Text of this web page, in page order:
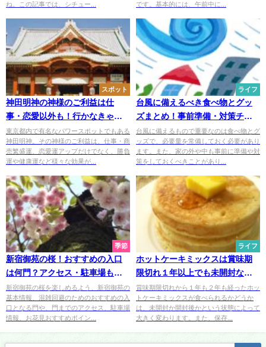
ね。この記事では、シチュー...
です。基本的には、午前中に...
スポット
神田明神の神様のご利益は仕
事・恋愛以外も！行かなきゃ損
のパワースポット
東京都内で有名なパワースポットでもある
神田明神。その神様のご利益は、仕事・商
売繁盛運、恋愛運アップだけでなく、勝負
運や健康運など様々な効果が...
ライフ
台風に備えるべき食べ物とグッ
ズまとめ！事前準備・対策チェ
ックリスト
台風に備えるもので重要なのは食べ物とグ
ッズで、必要量を常備しておく必要があり
ます。また、家の外や中も事前に準備や対
策をしておくべきことがあり...
季節
新宿御苑の桜！おすすめの入口
は何門？アクセス・駐車場も解
説
新宿御苑の桜を楽しめるよう、新宿御苑の
基本情報、混雑回避のためのおすすめの入
口となる門や、門までのアクセス、駐車場
情報、お花見おすすめポイン...
ライフ
ホットケーキミックスは賞味期
限切れ１年以上でも未開封なら
大丈夫？
賞味期限切れから１年も２年も経ったホッ
トケーキミックスが食べられるかどうか
は、未開封か開封後かという状態によって
大きく変わります。また、保存...